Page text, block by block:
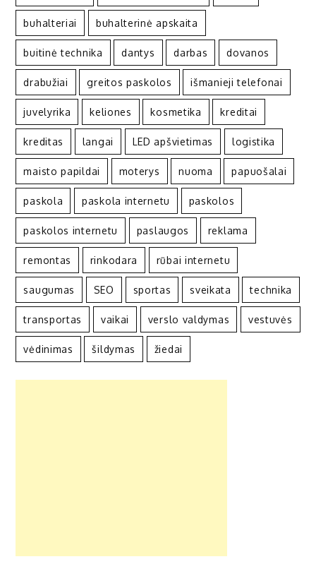
buhalteriai buhalterinė apskaita
buitinė technika dantys darbas dovanos
drabužiai greitos paskolos išmanieji telefonai
juvelyrika keliones kosmetika kreditai
kreditas langai LED apšvietimas logistika
maisto papildai moterys nuoma papuošalai
paskola paskola internetu paskolos
paskolos internetu paslaugos reklama
remontas rinkodara rūbai internetu
saugumas SEO sportas sveikata technika
transportas vaikai verslo valdymas vestuvės
vėdinimas šildymas žiedai